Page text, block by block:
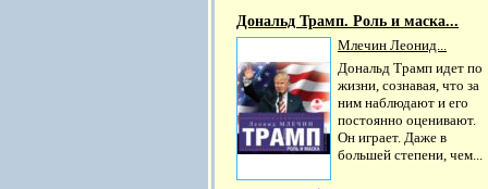
Дональд Трамп. Роль и маска...
Млечин Леонид...
Дональд Трамп идет по
жизни, сознавая, что за
ним наблюдают и его
постоянно оценивают.
Он играет. Даже в
большей степени, чем...